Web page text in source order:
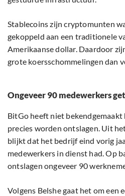
Stablecoins zijn cryptomunten
gekoppeld aan een traditionele
Amerikaanse dollar. Daardoor
grote koersschommelingen dan
Ongeveer 90 medewerkers
BitGo heeft niet bekendgemaakt
precies worden ontslagen. Uit
blijkt dat het bedrijf eind vorig
medewerkers in dienst had. Op
ontslagen ongeveer 90
Volgens Belshe gaat het om een